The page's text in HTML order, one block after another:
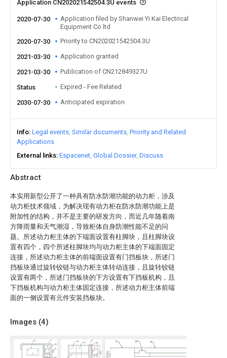
Abstract
本实用新型公开了一种具有防水防潮功能的动力柜，涉及
动力柜技术领域，为解决现有动力柜在防水防潮功能上是
附加性的结构，并不是主要的研发方向，而近几年随着南
方降雨量和天气潮湿，导致柜体自身防潮性能不足的问
题。所述动力柜主体的下端面设置有柱脚块，且柱脚块设
置有四个，四个所述柱脚块均与动力柜主体的下端面固定
连接，所述动力柜主体的前端面设置有门挡板块，所述门
挡板块通过旋转铰链与动力柜主体转动连接，且旋转铰链
设置有两个，所述门挡板块的下方设置有下挡板机构，且
下挡板机构与动力柜主体固定连接，所述动力柜主体前端
面的一侧设置有元件安装挡板块。
Images (4)
Application CN202021542504.3U events
2020-07-30
Application filed by Shanwei Yi Kai Electrical
Equipment Co ltd
2020-07-30
Priority to CN202021542504.3U
2021-03-30 Application granted
2021-03-30 Publication of CN212849327U
Status Expired - Fee Related
2030-07-30 Anticipated expiration
Info Legal events Similar documents Priority and Related
Applications
External links Espacenet Global Dossier Discuss